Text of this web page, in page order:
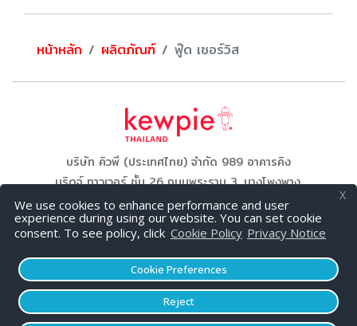
We use cookies to enhance performance and user
experience during using our website. You can set cookie
consent. To see policy, click Cookie Policy Privacy Notice
Cookie Preferences
Reject
X
หน้าหลัก ผลิตภัณฑ์ ฟู๊ด เซอร์วิส
บริษัท คิวพี (ประเทศไทย) จำกัด 989 อาคารคิง
บริดจ์ ทาวเวอร์ ชั้น 26 ถนนพระราม 3, บางโพงพาง,
ยานนาวา, กรุงเทพมหานคร 10120
โทร: 02 294 5115 แฟกซ์: 02 294 5424
© 2026 KEWPIE (THAILAND) CO.,LTD. All Rights
Reserved,นโยบายคุ้มครองข้อมูลส่วนบุคคลและนโบายใช้